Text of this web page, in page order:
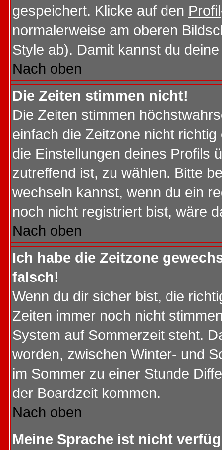
gespeichert. Klicke auf den Profil
normalerweise am oberen
Style ab). Damit kannst du
Nach oben
Die Zeiten stimmen nicht!
Die Zeiten stimmen
einfach die Zeitzone nicht
die Einstellungen deines Profils
zutreffend ist, zu wählen. Bitte
wechseln kannst, wenn du ein
noch nicht registriert bist, wäre
Nach oben
Ich habe die Zeitzone
falsch!
Wenn du dir sicher bist, die
Zeiten immer noch nicht
System auf Sommerzeit steht.
worden, zwischen Winter- und
im Sommer zu einer Stunde
der Boardzeit kommen.
Nach oben
Meine Sprache ist nicht